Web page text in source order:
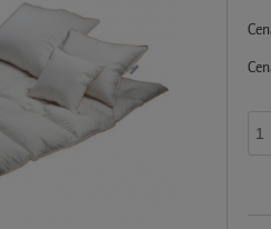
Cena nie